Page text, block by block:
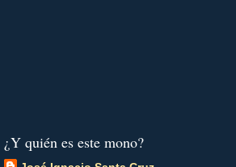
¿Y quién es este mono?